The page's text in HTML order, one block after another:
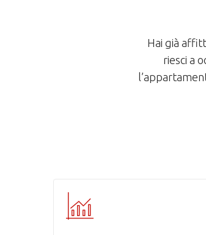
Hai già
riesci a